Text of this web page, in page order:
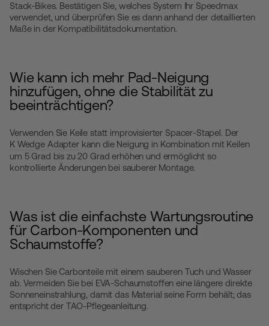
Stack-Bikes. Bestätigen Sie, welches System Ihr Speedmax
verwendet, und überprüfen Sie es dann anhand der detaillierten
Maße in der Kompatibilitätsdokumentation.
Wie kann ich mehr Pad-Neigung
hinzufügen, ohne die Stabilität zu
beeinträchtigen?
Verwenden Sie Keile statt improvisierter Spacer-Stapel. Der
K Wedge Adapterkann die Neigung in Kombination mit Keilen
um 5 Grad bis zu 20 Grad erhöhen und ermöglicht so
kontrollierte Änderungen bei sauberer Montage.
Was ist die einfachste Wartungsroutine
für Carbon-Komponenten und
Schaumstoffe?
Wischen Sie Carbonteile mit einem sauberen Tuch und Wasser
ab. Vermeiden Sie bei EVA-Schaumstoffen eine längere direkte
Sonneneinstrahlung, damit das Material seine Form behält; das
entspricht der TAO-Pflegeanleitung.